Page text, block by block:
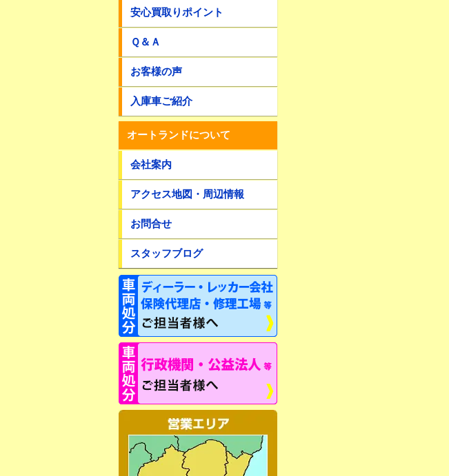
安心買取りポイント
Ｑ＆Ａ
お客様の声
入庫車ご紹介
オートランドについて
会社案内
アクセス地図・周辺情報
お問合せ
スタッフブログ